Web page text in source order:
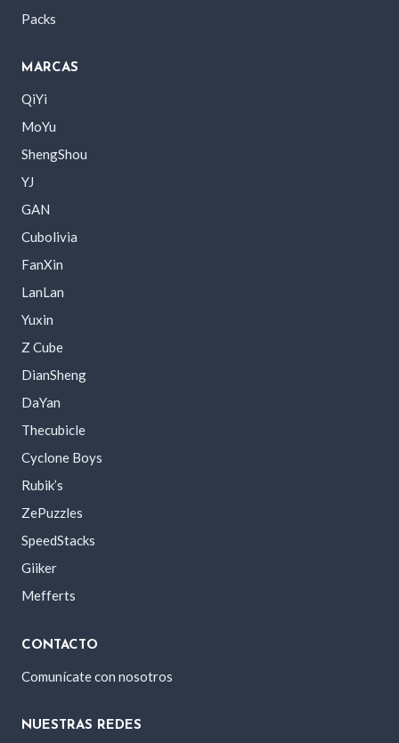
Packs
MARCAS
QiYi
MoYu
ShengShou
YJ
GAN
Cubolivia
FanXin
LanLan
Yuxin
Z Cube
DianSheng
DaYan
Thecubicle
Cyclone Boys
Rubik’s
ZePuzzles
SpeedStacks
Giiker
Mefferts
CONTACTO
Comunícate con nosotros
NUESTRAS REDES